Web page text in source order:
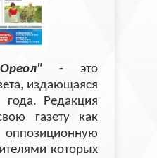
- это
издающаяся
Редакция
газету как
которых